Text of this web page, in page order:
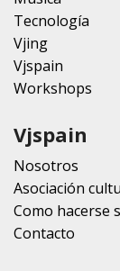
Tecnología
Vjing
Vjspain
Workshops
Vjspain
Nosotros
Asociación
Como hacerse
Contacto